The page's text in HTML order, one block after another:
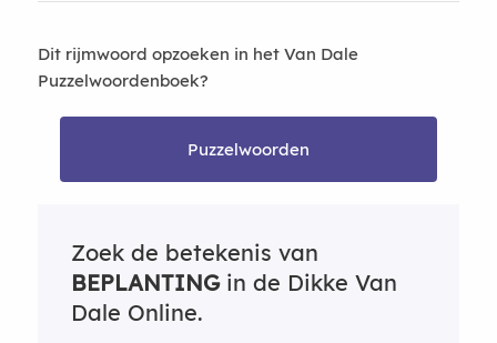
Dit rijmwoord opzoeken in het Van Dale
Puzzelwoordenboek?
Puzzelwoorden
Zoek de betekenis van
BEPLANTINGin de Dikke Van
Dale Online.